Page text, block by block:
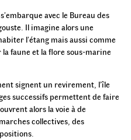
avec le Bureau des
Il imagine alors une
l’étang mais aussi comme
faune et la flore sous-marine
signent un revirement, l’île
successifs permettent de faire
alors la voie à de
collectives, des